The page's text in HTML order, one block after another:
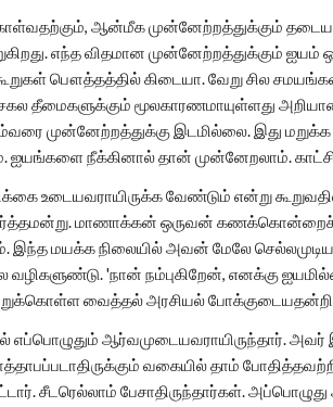
ஆன்மீக முன்னேற்றத்துக்கும்
எந்த விதமான முன்னேற்றத்துக்கும்
பௌத்தத்தில் கிடையா. வேறு சில
மூலகாரணமாயுள்ளது
முன்னேற்றத்துக்கு இடமில்லை. இது
ஐயங்களை நீக்கினால் தான் முன்னேறலாம்.
உடையவராயிருக்க வேண்டும் என்று
மாணாக்கன் ஒருவன் கணக்கொன்றைச்
இந்த மயக்க நிலையில் அவன் மேலே
'நான் நம்புகிறேன், எனக்கு
வைத்தல் அரசியல்
ஆர்வமுடையவராயிருந்தார். அவர்
வகையில் தாம்
சீடரெல்லாம் பேசாதிருந்தார்கள்.